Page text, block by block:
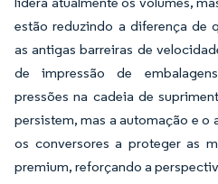
estão reduzindo a diferença de
as antigas barreiras de
de impressão de
pressões na cadeia de
persistem, mas a automação e o
os conversores a proteger as
premium, reforçando a